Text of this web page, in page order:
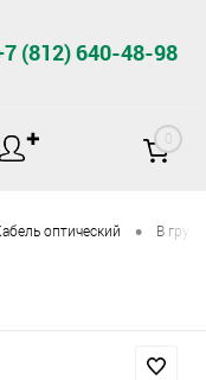
(812) 640-48-98
✚ 0
оптический • В